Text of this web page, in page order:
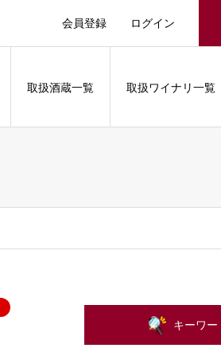
会員登録 ログイン
取扱酒蔵一覧 取扱ワイナリ一覧
キーワー